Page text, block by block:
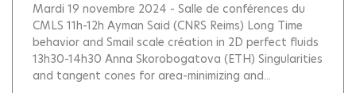
Mardi 19 novembre 2024 - Salle de conférences du
CMLS 11h-12h Ayman Said (CNRS Reims) Long Time
behavior and Smail scale création in 2D perfect fluids
13h30-14h30 Anna Skorobogatova (ETH) Singularities
and tangent cones for area-minimizing and...